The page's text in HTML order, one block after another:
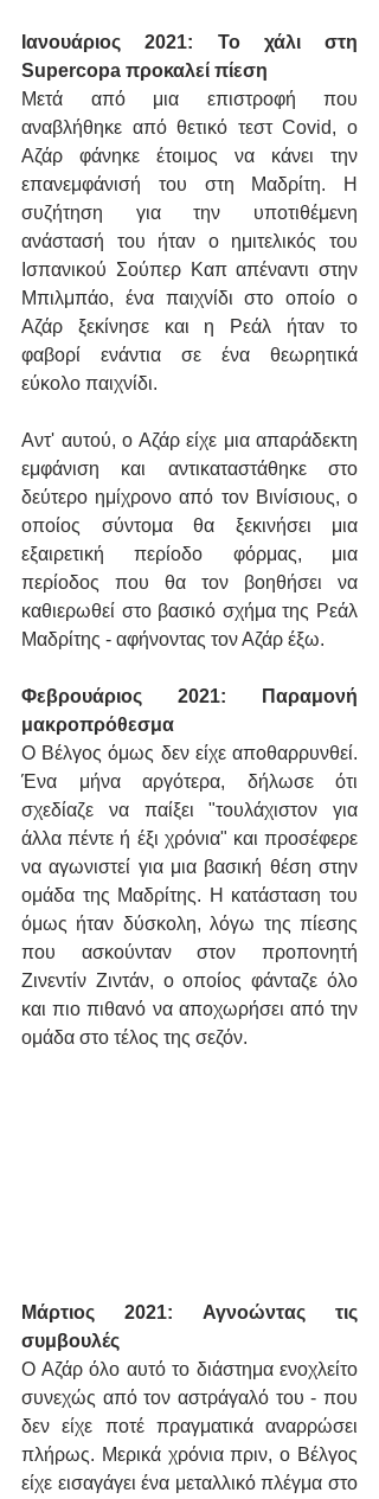
Ιανουάριος 2021: Το χάλι στη
Supercopa προκαλεί πίεση
Μετά από μια επιστροφή που
αναβλήθηκε από θετικό τεστ Covid, ο
Αζάρ φάνηκε έτοιμος να κάνει την
επανεμφάνισή του στη Μαδρίτη. Η
συζήτηση για την υποτιθέμενη
ανάστασή του ήταν ο ημιτελικός του
Ισπανικού Σούπερ Καπ απέναντι στην
Μπιλμπάο, ένα παιχνίδι στο οποίο ο
Αζάρ ξεκίνησε και η Ρεάλ ήταν το
φαβορί ενάντια σε ένα θεωρητικά
εύκολο παιχνίδι.
Αντ' αυτού, ο Αζάρ είχε μια απαράδεκτη
εμφάνιση και αντικαταστάθηκε στο
δεύτερο ημίχρονο από τον Βινίσιους, ο
οποίος σύντομα θα ξεκινήσει μια
εξαιρετική περίοδο φόρμας, μια
περίοδος που θα τον βοηθήσει να
καθιερωθεί στο βασικό σχήμα της Ρεάλ
Μαδρίτης - αφήνοντας τον Αζάρ έξω.
Φεβρουάριος 2021: Παραμονή
μακροπρόθεσμα
Ο Βέλγος όμως δεν είχε αποθαρρυνθεί.
Ένα μήνα αργότερα, δήλωσε ότι
σχεδίαζε να παίξει "τουλάχιστον για
άλλα πέντε ή έξι χρόνια" και προσέφερε
να αγωνιστεί για μια βασική θέση στην
ομάδα της Μαδρίτης. Η κατάσταση του
όμως ήταν δύσκολη, λόγω της πίεσης
που ασκούνταν στον προπονητή
Ζινεντίν Ζιντάν, ο οποίος φάνταζε όλο
και πιο πιθανό να αποχωρήσει από την
ομάδα στο τέλος της σεζόν.
Μάρτιος 2021: Αγνοώντας τις
συμβουλές
Ο Αζάρ όλο αυτό το διάστημα ενοχλείτο
συνεχώς από τον αστράγαλό του - που
δεν είχε ποτέ πραγματικά αναρρώσει
πλήρως. Μερικά χρόνια πριν, ο Βέλγος
είχε εισαγάγει ένα μεταλλικό πλέγμα στο